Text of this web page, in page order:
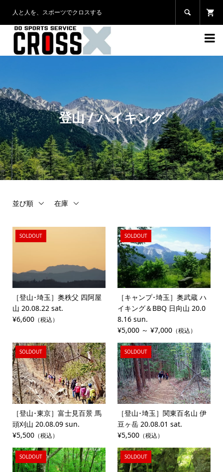
人と人を、スポーツでクロスする 

登山 / ハイキング
並び順 在庫
SOLDOUT
［登山･埼玉］奥秩父 四阿屋
山 20.08.22 sat.
¥6,600（税込）
SOLDOUT
［キャンプ･埼玉］奥武蔵 ハ
イキング＆BBQ 日向山 20.0
8.16 sun.
¥5,000 ～ ¥7,000 （税込）
SOLDOUT
［登山･東京］富士見百景 馬
頭刈山 20.08.09 sun.
¥5,500（税込）
SOLDOUT
［登山･埼玉］関東百名山 伊
豆ヶ岳 20.08.01 sat.
¥5,500 （税込）
SOLDOUT SOLDOUT